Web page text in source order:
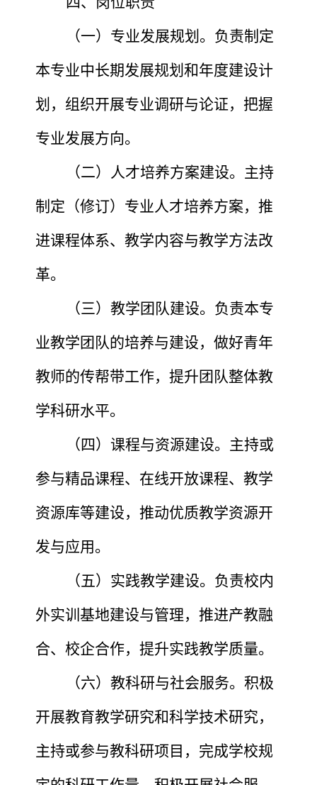
（一）专业发展规划。负责制定
本专业中长期发展规划和年度建设计
划，组织开展专业调研与论证，把握
专业发展方向。
（二）人才培养方案建设。主持
制定（修订）专业人才培养方案，推
进课程体系、教学内容与教学方法改
革。
（三）教学团队建设。负责本专
业教学团队的培养与建设，做好青年
教师的传帮带工作，提升团队整体教
学科研水平。
（四）课程与资源建设。主持或
参与精品课程、在线开放课程、教学
资源库等建设，推动优质教学资源开
发与应用。
（五）实践教学建设。负责校内
外实训基地建设与管理，推进产教融
合、校企合作，提升实践教学质量。
（六）教科研与社会服务。积极
开展教育教学研究和科学技术研究，
主持或参与教科研项目，完成学校规